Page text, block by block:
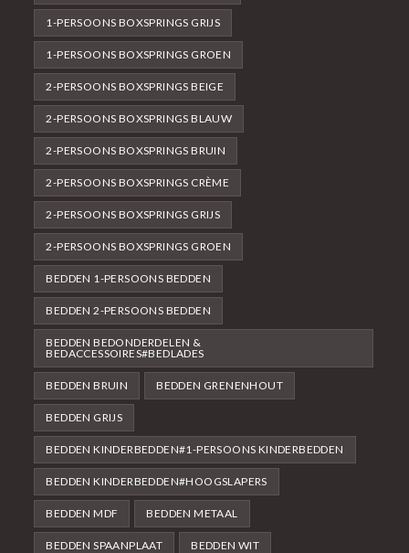
1-PERSOONS BOXSPRINGS GRIJS
1-PERSOONS BOXSPRINGS GROEN
2-PERSOONS BOXSPRINGS BEIGE
2-PERSOONS BOXSPRINGS BLAUW
2-PERSOONS BOXSPRINGS BRUIN
2-PERSOONS BOXSPRINGS CRÈME
2-PERSOONS BOXSPRINGS GRIJS
2-PERSOONS BOXSPRINGS GROEN
BEDDEN 1-PERSOONS BEDDEN
BEDDEN 2-PERSOONS BEDDEN
BEDDEN BEDONDERDELEN &
BEDACCESSOIRES#BEDLADES
BEDDEN BRUIN BEDDEN GRENENHOUT
BEDDEN GRIJS
BEDDEN KINDERBEDDEN#1-PERSOONS KINDERBEDDEN
BEDDEN KINDERBEDDEN#HOOGSLAPERS
BEDDEN MDF BEDDEN METAAL
BEDDEN SPAANPLAAT BEDDEN WIT